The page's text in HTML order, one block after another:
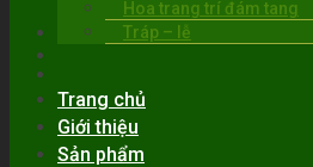
Hoa trang trí đám tang
Tráp – lễ
Trang chủ
Giới thiệu
Sản phẩm